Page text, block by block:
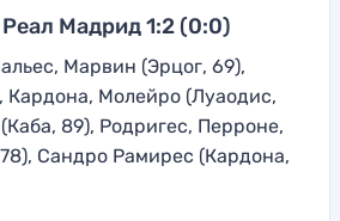
Мадрид 1:2 (0:0)
Марвин (Эрцог, 69),
Кардона, Молейро (Луаодис,
89), Родригес, Перроне,
Сандро Рамирес (Кардона,